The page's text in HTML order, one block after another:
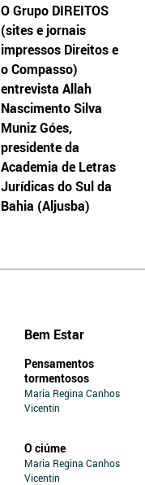
O Grupo DIREITOS
(sites e jornais
impressos Direitos e
o Compasso)
entrevista Allah
Nascimento Silva
Muniz Góes,
presidente da
Academia de Letras
Jurídicas do Sul da
Bahia (Aljusba)
Bem Estar
Pensamentos
tormentosos
Maria Regina Canhos
Vicentin
O ciúme
Maria Regina Canhos
Vicentin